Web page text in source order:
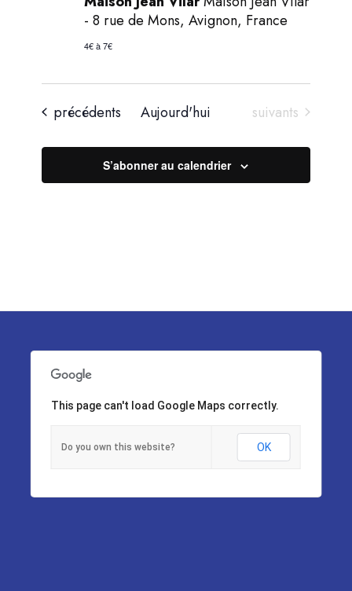
- 8 rue de Mons, Avignon, France
4€ à 7€
Évènements
précédents Aujourd'hui Évènements
suivants
S’abonner au calendrier
This page can't load Google Maps correctly.
Do you own this website? OK